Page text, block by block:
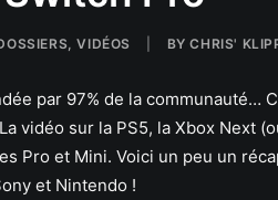
,VIDÉOS BYCHRIS'
par 97% de la communauté…
vidéo sur la PS5, la Xbox Next
Pro et Mini. Voici un peu un
et Nintendo !